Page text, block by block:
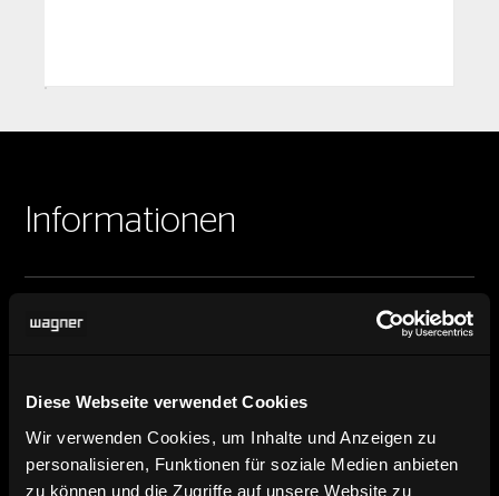
Diese Webseite verwendet Cookies
Wir verwenden Cookies, um Inhalte und Anzeigen zu
personalisieren, Funktionen für soziale Medien anbieten
zu können und die Zugriffe auf unsere Website zu
Informationen
Produktbild, Datenblatt und
Planungsdaten